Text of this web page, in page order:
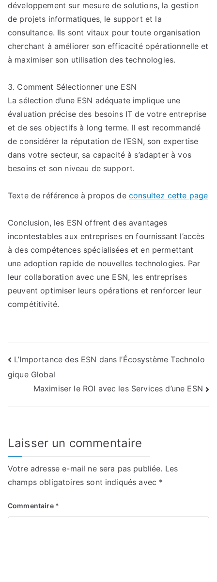
développement sur mesure de solutions, la gestion
de projets informatiques, le support et la
consultance. Ils sont vitaux pour toute organisation
cherchant à améliorer son efficacité opérationnelle et
à maximiser son utilisation des technologies.
3. Comment Sélectionner une ESN
La sélection d’une ESN adéquate implique une
évaluation précise des besoins IT de votre entreprise
et de ses objectifs à long terme. Il est recommandé
de considérer la réputation de l’ESN, son expertise
dans votre secteur, sa capacité à s’adapter à vos
besoins et son niveau de support.
Texte de référence à propos de consultez cette page
Conclusion, les ESN offrent des avantages
incontestables aux entreprises en fournissant l’accès
à des compétences spécialisées et en permettant
une adoption rapide de nouvelles technologies. Par
leur collaboration avec une ESN, les entreprises
peuvent optimiser leurs opérations et renforcer leur
compétitivité.
Navigation
de
l’article
L’Importance des ESN dans l’Écosystème Technolo
gique Global
Maximiser le ROI avec les Services d’une ESN
Laisser un commentaire
Votre adresse e-mail ne sera pas publiée. Les
champs obligatoires sont indiqués avec *
Commentaire *